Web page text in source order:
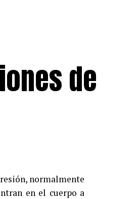
de
normalmente
en el cuerpo a